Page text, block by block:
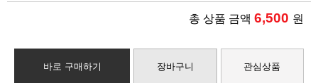
총 상품 금액 6,500 원
바로 구매하기 장바구니 관심상품